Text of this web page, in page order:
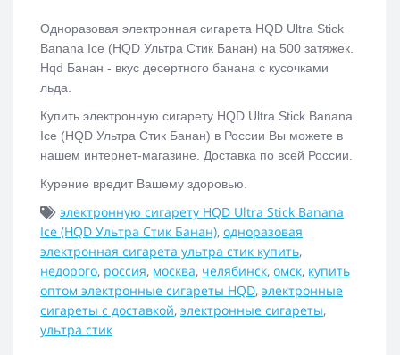
Одноразовая электронная сигарета HQD Ultra Stick
Banana Ice (HQD Ультра Стик Банан) на 500 затяжек.
Hqd Банан - вкус десертного банана с кусочками
льда.
Купить электронную сигарету HQD Ultra Stick Banana
Ice (HQD Ультра Стик Банан) в России Вы можете в
нашем интернет-магазине. Доставка по всей России.
Курение вредит Вашему здоровью.
электронную сигарету HQD Ultra Stick Banana
Ice (HQD Ультра Стик Банан), одноразовая
электронная сигарета ультра стик купить,
недорого, россия, москва, челябинск, омск, купить
оптом электронные сигареты HQD, электронные
сигареты с доставкой, электронные сигареты,
ультра стик